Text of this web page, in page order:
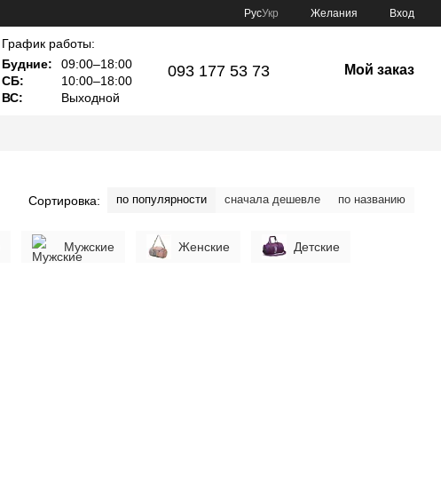
РусУкр Желания Вход
График работы:
Будние:
09:00–18:00
СБ:
10:00–18:00
ВС:
Выходной
093 177 53 73 Мой заказ
Сортировка: по популярности сначала дешевле по названию
Мужские Женские Детские